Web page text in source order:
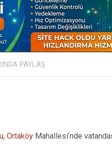
PAYLAŞ
, Ortaköy Mahallesi’nde